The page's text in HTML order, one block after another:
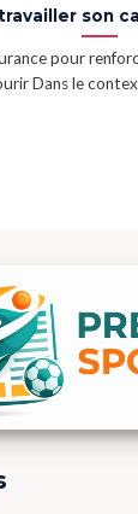
son
pour
Dans le